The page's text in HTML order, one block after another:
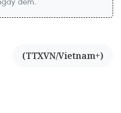
(TTXVN/Vietnam+)